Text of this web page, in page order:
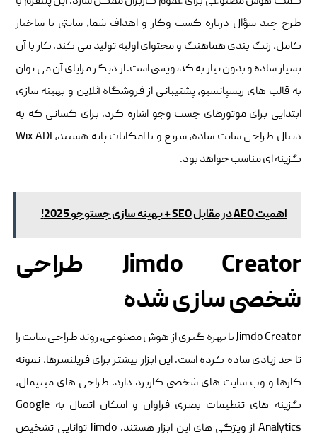
طرح چند سؤال درباره کسب وکار و اهداف شما، سایتی با ساختار
کامل، رنگ بندی هماهنگ و محتوای اولیه تولید می کند. کار با آن
بسیار ساده و بدون نیاز به کدنویسی است. از دیگر مزایای آن می توان
به قالب های ریسپانسیو، پشتیبانی از فروشگاه آنلاین و بهینه سازی
ابتدایی برای موتورهای جست وجو اشاره کرد. برای کسانی که به
دنبال طراحی سایت ساده، سریع و با امکانات پایه هستند، Wix ADI
گزینه ای مناسب خواهد بود.
اهمیت AEO در مقابل SEO + بهینه سازی جستوجو 2025!
Jimdo Creator طراحی
شخصی سازی شده
Jimdo Creator با بهره گیری از هوش مصنوعی، روند طراحی سایت را
تا حد زیادی ساده کرده است. این ابزار بیشتر برای فریلنسرها، نمونه
کارها و وب سایت های شخصی کاربرد دارد. طراحی های مینیمال،
گزینه های تنظیمات بصری فراوان و امکان اتصال به Google
Analytics از ویژگی های این ابزار هستند. Jimdo توانایی تشخیص